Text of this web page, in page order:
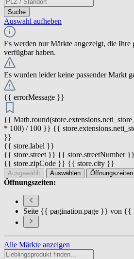
Suche
Auswahl aufheben
Es werden nur Märkte angezeigt, die Ihre
verfügbar haben.
Es wurden leider keine passender Markt
{{ errorMessage }}
{{
* 100) / 100 }} {{
}}
{{ store.label }}
{{ store.street }} {{ store.streetNumber }}
{{ store.zipCode }} {{ store.city }}
Ausgewählt Auswählen Öffnungszeiten
Öffnungszeiten:
Seite {{ pagination.page }} von {{
Alle Märkte anzeigen